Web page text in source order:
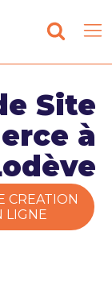
Site
à
CREATION
LIGNE